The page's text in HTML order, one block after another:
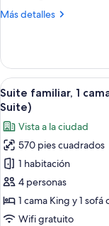
size
cama
(King
One
Bedroom
Suite)
Más detalles
Más
Premium,
cama
King
y
sofá
cama
(King
One
Suite)
Abrir
todas
las
fotos
de
Suite
familiar,
1
cama
4
Suite familiar, 1
Suite)
Vista a la ciudad
570 pies cuadrados
1 habitación
4 personas
1 cama King y 1
Wifi gratuito